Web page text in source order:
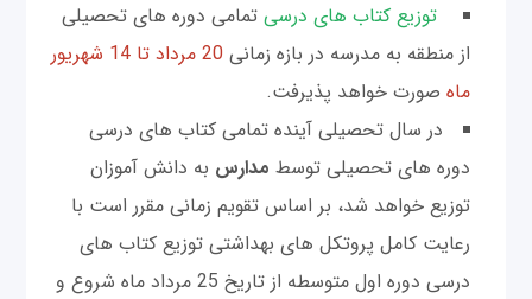
توزیع کتاب های درسی تمامی دوره های تحصیلی
از منطقه به مدرسه در بازه زمانی
20 مرداد تا 14 شهریور
ماه صورت خواهد پذیرفت.
در سال تحصیلی آینده تمامی کتاب های درسی
دوره های تحصیلی توسط مدارس به دانش آموزان
توزیع خواهد شد، بر اساس تقویم زمانی مقرر است با
رعایت کامل پروتکل های بهداشتی توزیع کتاب های
درسی دوره اول متوسطه از تاریخ 25 مرداد ماه شروع و